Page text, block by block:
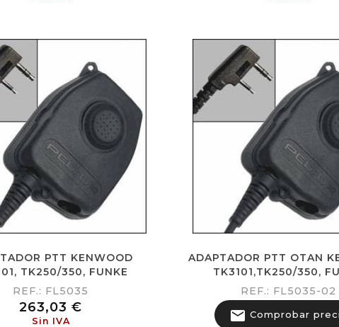
PTT KENWOOD
TK250/350, FUNKE
REF.: FL5035
Precio
263,03 €
Sin IVA
ADAPTADOR PTT OTAN
TK3101,TK250/350,
REF.: FL5035-02
 Comprobar